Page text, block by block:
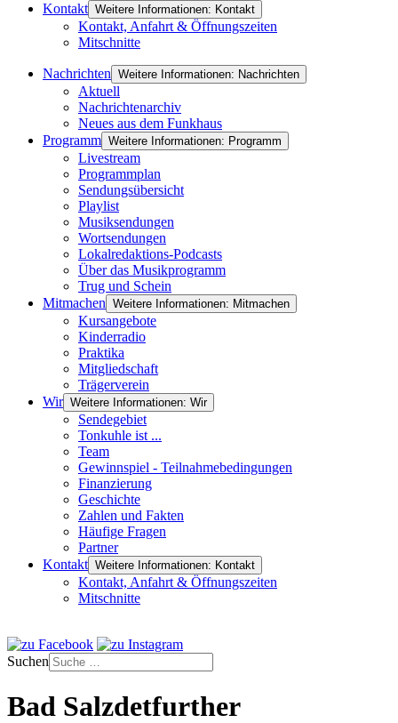
Kontakt Weitere Informationen: Kontakt
Kontakt, Anfahrt & Öffnungszeiten
Mitschnitte
Nachrichten Weitere Informationen: Nachrichten
Aktuell
Nachrichtenarchiv
Neues aus dem Funkhaus
Programm Weitere Informationen: Programm
Livestream
Programmplan
Sendungsübersicht
Playlist
Musiksendungen
Wortsendungen
Lokalredaktions-Podcasts
Über das Musikprogramm
Trug und Schein
Mitmachen Weitere Informationen: Mitmachen
Kursangebote
Kinderradio
Praktika
Mitgliedschaft
Trägerverein
Wir Weitere Informationen: Wir
Sendegebiet
Tonkuhle ist ...
Team
Gewinnspiel - Teilnahmebedingungen
Finanzierung
Geschichte
Zahlen und Fakten
Häufige Fragen
Partner
Kontakt Weitere Informationen: Kontakt
Kontakt, Anfahrt & Öffnungszeiten
Mitschnitte
Suchen
Bad Salzdetfurther